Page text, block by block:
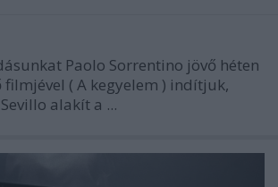
Paolo Sorrentino jövő héten
( A kegyelem ) indítjuk,
alakít a ...